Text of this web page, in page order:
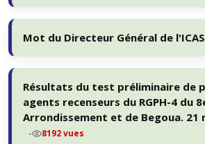
Mot du Directeur Général de
Résultats du test préliminaire de
agents recenseurs du RGPH-4 du
Arrondissement et de Begoua. 21
- 8192 vues